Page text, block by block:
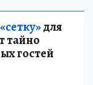
для
тайно
гостей